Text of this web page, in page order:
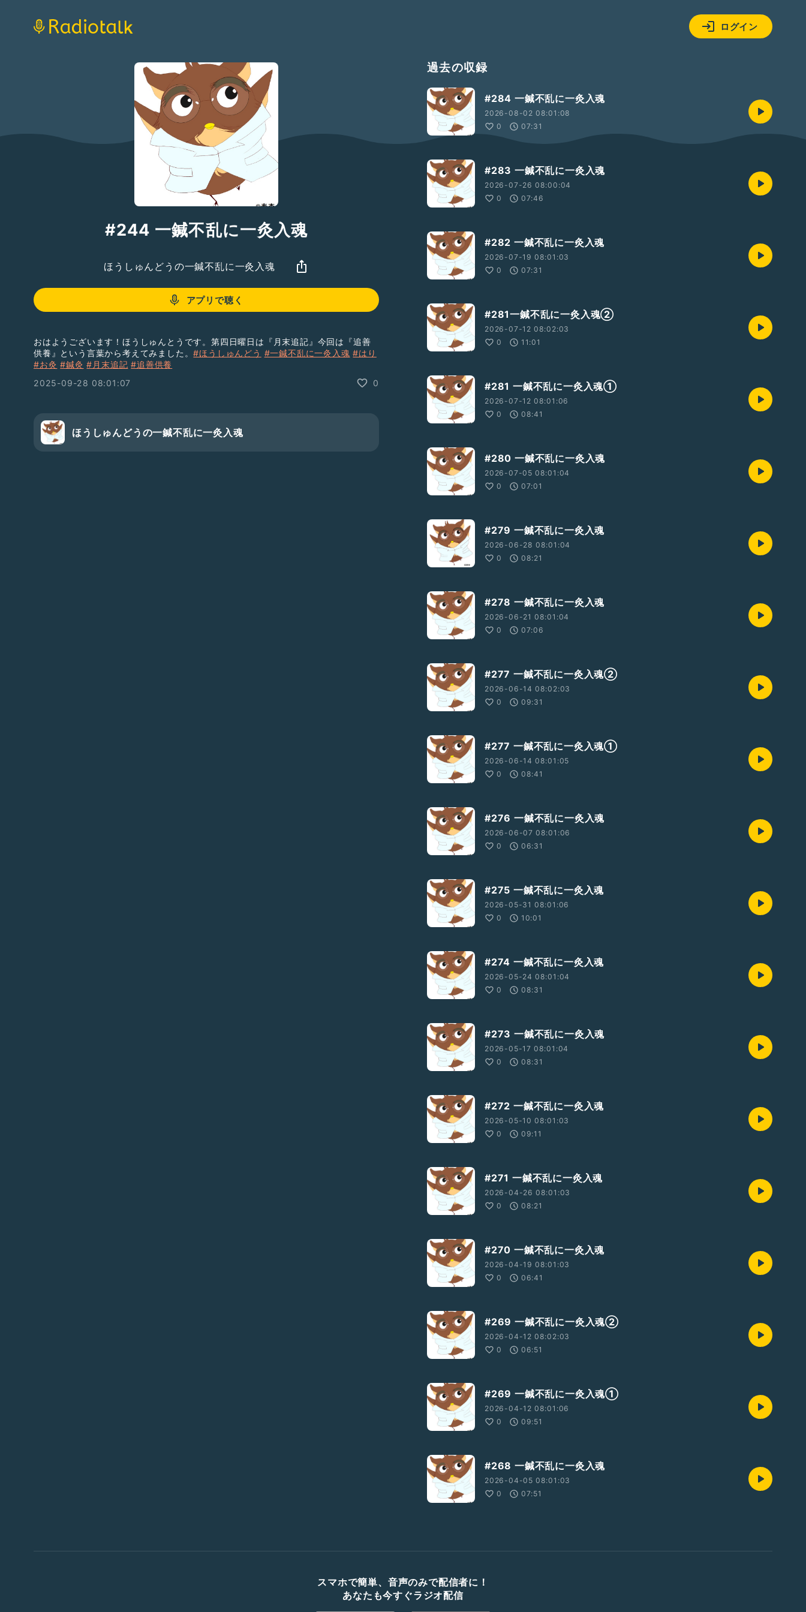
ログイン
#244 一鍼不乱に一灸入魂
ほうしゅんどうの一鍼不乱に一灸入魂
アプリで聴く
おはようございます！ほうしゅんとうです。第四日曜日は『月末追記』今回は『追善
供養』という言葉から考えてみました。#ほうしゅんどう #一鍼不乱に一灸入魂 #はり
#お灸 #鍼灸 #月末追記 #追善供養
2025-09-28 08:01:07
0
ほうしゅんどうの一鍼不乱に一灸入魂
過去の収録
#284 一鍼不乱に一灸入魂
2026-08-02 08:01:08
0
07:31
#283 一鍼不乱に一灸入魂
2026-07-26 08:00:04
0
07:46
#282 一鍼不乱に一灸入魂
2026-07-19 08:01:03
0
07:31
#281一鍼不乱に一灸入魂②
2026-07-12 08:02:03
0
11:01
#281 一鍼不乱に一灸入魂①
2026-07-12 08:01:06
0
08:41
#280 一鍼不乱に一灸入魂
2026-07-05 08:01:04
0
07:01
#279 一鍼不乱に一灸入魂
2026-06-28 08:01:04
0
08:21
#278 一鍼不乱に一灸入魂
2026-06-21 08:01:04
0
07:06
#277 一鍼不乱に一灸入魂②
2026-06-14 08:02:03
0
09:31
#277 一鍼不乱に一灸入魂①
2026-06-14 08:01:05
0
08:41
#276 一鍼不乱に一灸入魂
2026-06-07 08:01:06
0
06:31
#275 一鍼不乱に一灸入魂
2026-05-31 08:01:06
0
10:01
#274 一鍼不乱に一灸入魂
2026-05-24 08:01:04
0
08:31
#273 一鍼不乱に一灸入魂
2026-05-17 08:01:04
0
08:31
#272 一鍼不乱に一灸入魂
2026-05-10 08:01:03
0
09:11
#271 一鍼不乱に一灸入魂
2026-04-26 08:01:03
0
08:21
#270 一鍼不乱に一灸入魂
2026-04-19 08:01:03
0
06:41
#269 一鍼不乱に一灸入魂②
2026-04-12 08:02:03
0
06:51
#269 一鍼不乱に一灸入魂①
2026-04-12 08:01:06
0
09:51
#268 一鍼不乱に一灸入魂
2026-04-05 08:01:03
0
07:51
スマホで簡単、音声のみで配信者に！
あなたも今すぐラジオ配信